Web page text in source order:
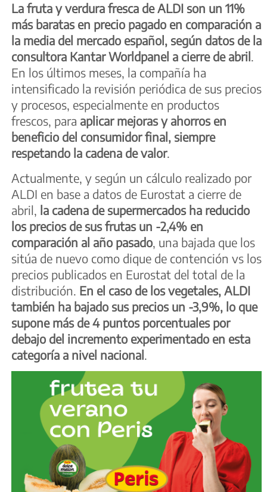
La fruta y verdura fresca de ALDI son un 11%
más baratas en precio pagado en comparación a
la media del mercado español, según datos de la
consultora Kantar Worldpanel a cierre de abril.
En los últimos meses, la compañía ha
intensificado la revisión periódica de sus precios
y procesos, especialmente en productos
frescos, para aplicar mejoras y ahorros en
beneficio del consumidor final, siempre
respetando la cadena de valor.
Actualmente, y según un cálculo realizado por
ALDI en base a datos de Eurostat a cierre de
abril, la cadena de supermercados ha reducido
los precios de sus frutas un -2,4% en
comparación al año pasado , una bajada que los
sitúa de nuevo como dique de contención vs los
precios publicados en Eurostat del total de la
distribución. En el caso de los vegetales, ALDI
también ha bajado sus precios un -3,9%, lo que
supone más de 4 puntos porcentuales por
debajo del incremento experimentado en esta
categoría a nivel nacional